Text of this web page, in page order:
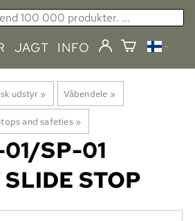
JAGT INFO
udstyr ‪» Våbendele ‪»
and safeties ‪»
SP-01
STOP